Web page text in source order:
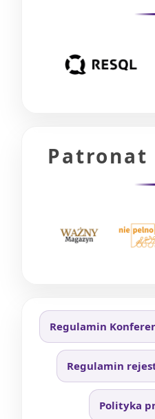
Patronat
Regulamin
Regulamin
Polityka